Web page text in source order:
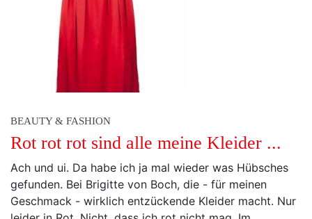
Rot rot rot sind alle meine Kleider ...
Ach und ui. Da habe ich ja mal wieder was Hübsches
gefunden. Bei Brigitte von Boch, die - für meinen
Geschmack - wirklich entzückende Kleider macht. Nur
leider in Rot. Nicht, dass ich rot nicht mag. Im